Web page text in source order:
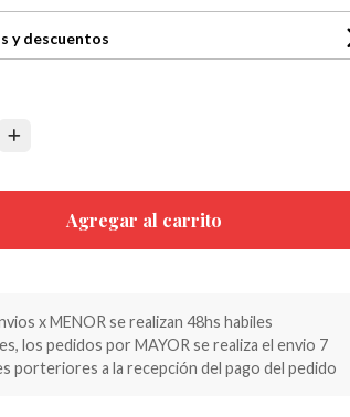
y descuentos
Agregar al carrito
x MENOR se realizan 48hs habiles
los pedidos por MAYOR se realiza el envio 7
porteriores a la recepción del pago del pedido